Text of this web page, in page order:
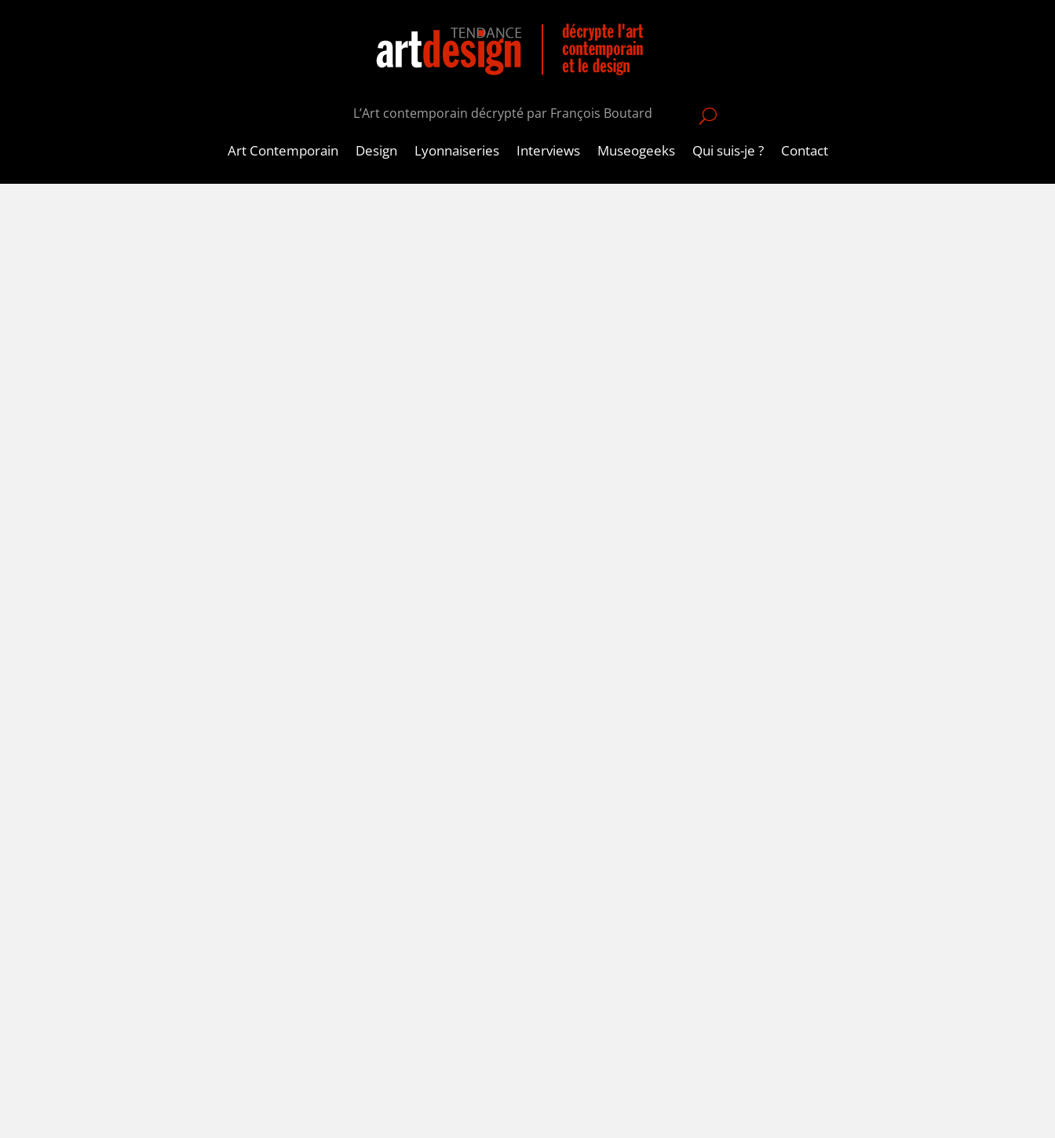
L’Art contemporain décrypté par François Boutard U
Art Contemporain Design Lyonnaiseries Interviews Museogeeks Qui suis-je ? Contact